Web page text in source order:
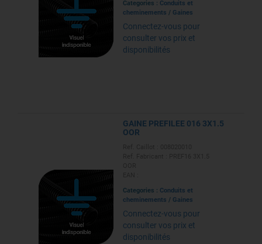
Categories : Conduits et
cheminements / Gaines
Connectez-vous pour
consulter vos prix et
disponibilités
GAINE PREFILEE 016 3X1.5
OOR
Categories : Conduits et
cheminements / Gaines
Connectez-vous pour
consulter vos prix et
disponibilités